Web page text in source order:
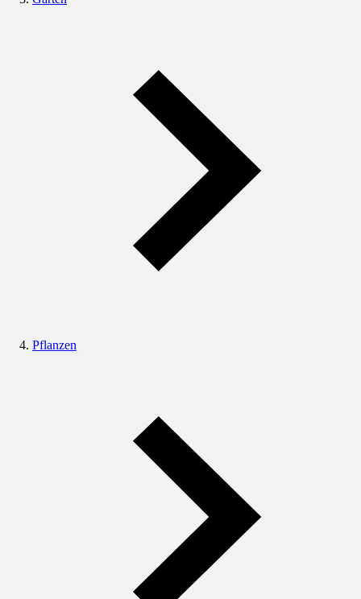
Pflanzen